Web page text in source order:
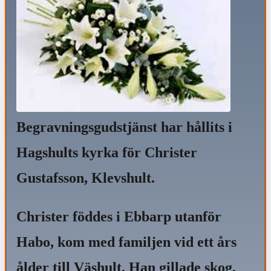
Begravningsgudstjänst har hållits i
Hagshults kyrka för Christer
Gustafsson, Klevshult.
Christer föddes i Ebbarp utanför
Habo, kom med familjen vid ett års
ålder till Väshult. Han gillade skog,